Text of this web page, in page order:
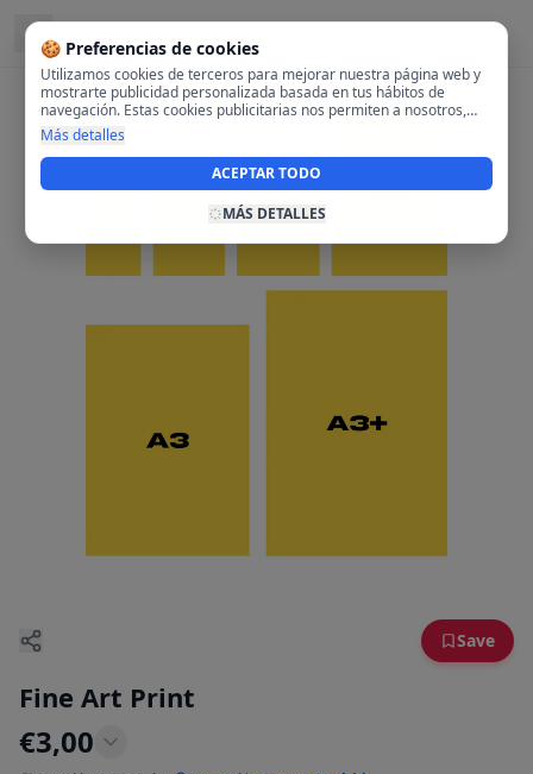
🍪 Preferencias de cookies
Utilizamos cookies de terceros para mejorar nuestra página web y
mostrarte publicidad personalizada basada en tus hábitos de
navegación. Estas cookies publicitarias nos permiten a nosotros,
analizar tu navegación en nuestra página y en internet para
mostrarte anuncios relevantes para ti. Al activarlas, aceptas el uso
de cookies para fines publicitarios y la recopilación y tratamiento de
tus datos de navegación, incluyendo la posible compartición de
Más detalles
ACEPTAR TODO
MÁS DETALLES
Save
Fine Art Print
€3,00